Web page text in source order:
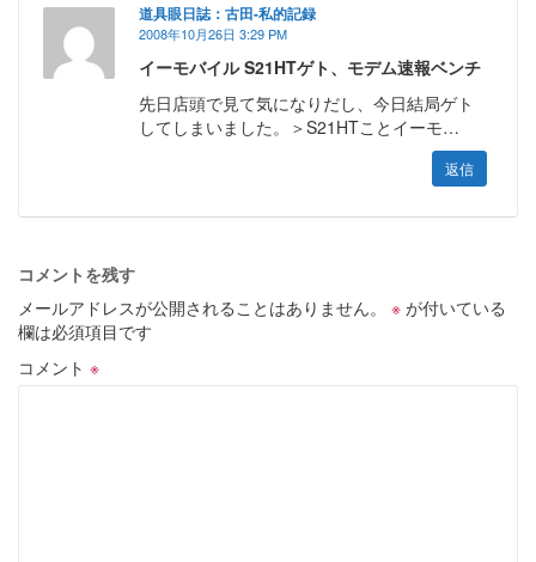
道具眼日誌：古田-私的記録
2008年10月26日 3:29 PM
イーモバイル S21HTゲト、モデム速報ベンチ
先日店頭で見て気になりだし、今日結局ゲト
してしまいました。＞S21HTことイーモ…
返信
コメントを残す
メールアドレスが公開されることはありません。
※ が付いている
欄は必須項目です
コメント ※